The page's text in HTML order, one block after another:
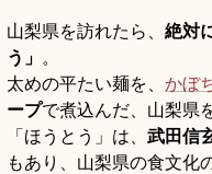
山梨県を訪れたら、 絶対
う」 。
太めの平たい麺を、 かぼ
ープで煮込んだ、山梨県
「ほうとう」は、 武田信
もあり、山梨県の食文化